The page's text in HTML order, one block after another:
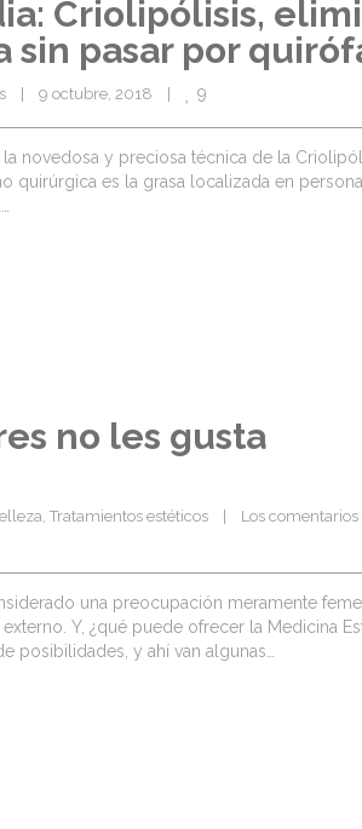
Criolipólisis,
pasar por
    |    9 octubre, 2018    |
9
novedosa y preciosa técnica de la
quirúrgica es la grasa localizada en
no les gusta
, Tratamientos estéticos
Los comentarios
una preocupación meramente
Y, ¿qué puede ofrecer la Medicina
posibilidades, y ahí van algunas…